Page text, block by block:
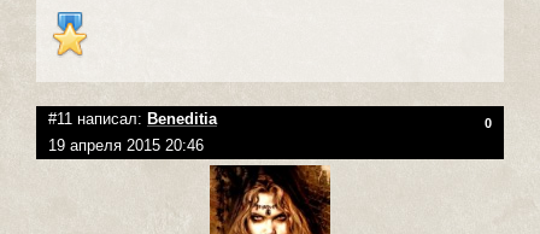
#11 написал: Beneditia 0
19 апреля 2015 20:46